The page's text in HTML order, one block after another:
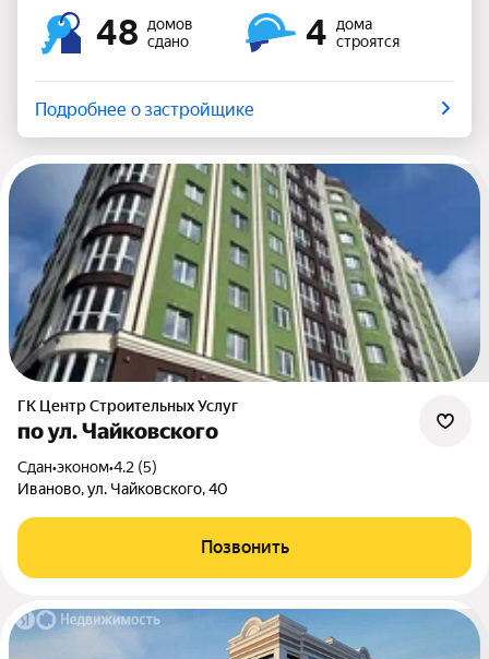
48
домов
сдано
4
дома
строятся
Подробнее о застройщике
ГК Центр Строительных Услуг
по ул. Чайковского
Сдан•эконом•4.2 (5)
Иваново, ул. Чайковского, 40
Позвонить